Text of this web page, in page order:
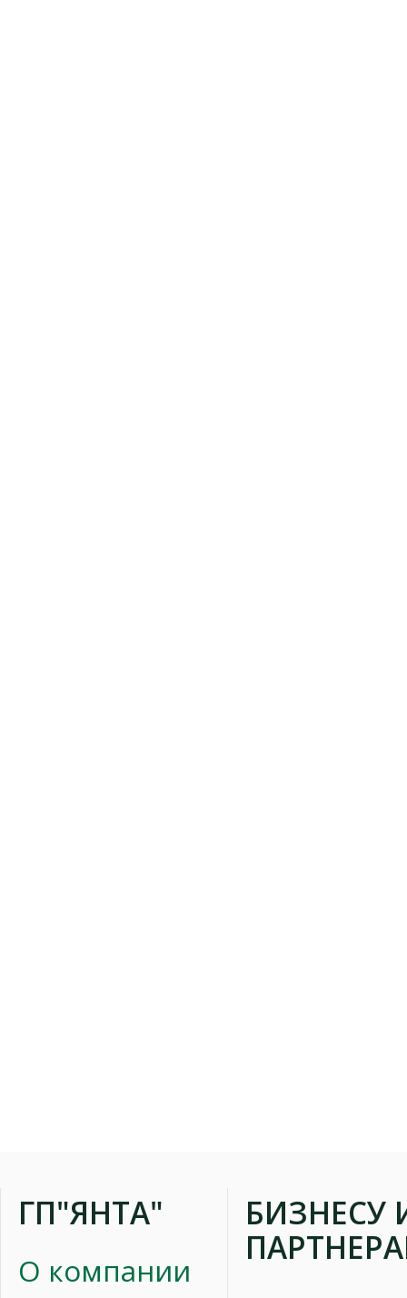
ГП"ЯНТА"
О компании
БИЗНЕСУ